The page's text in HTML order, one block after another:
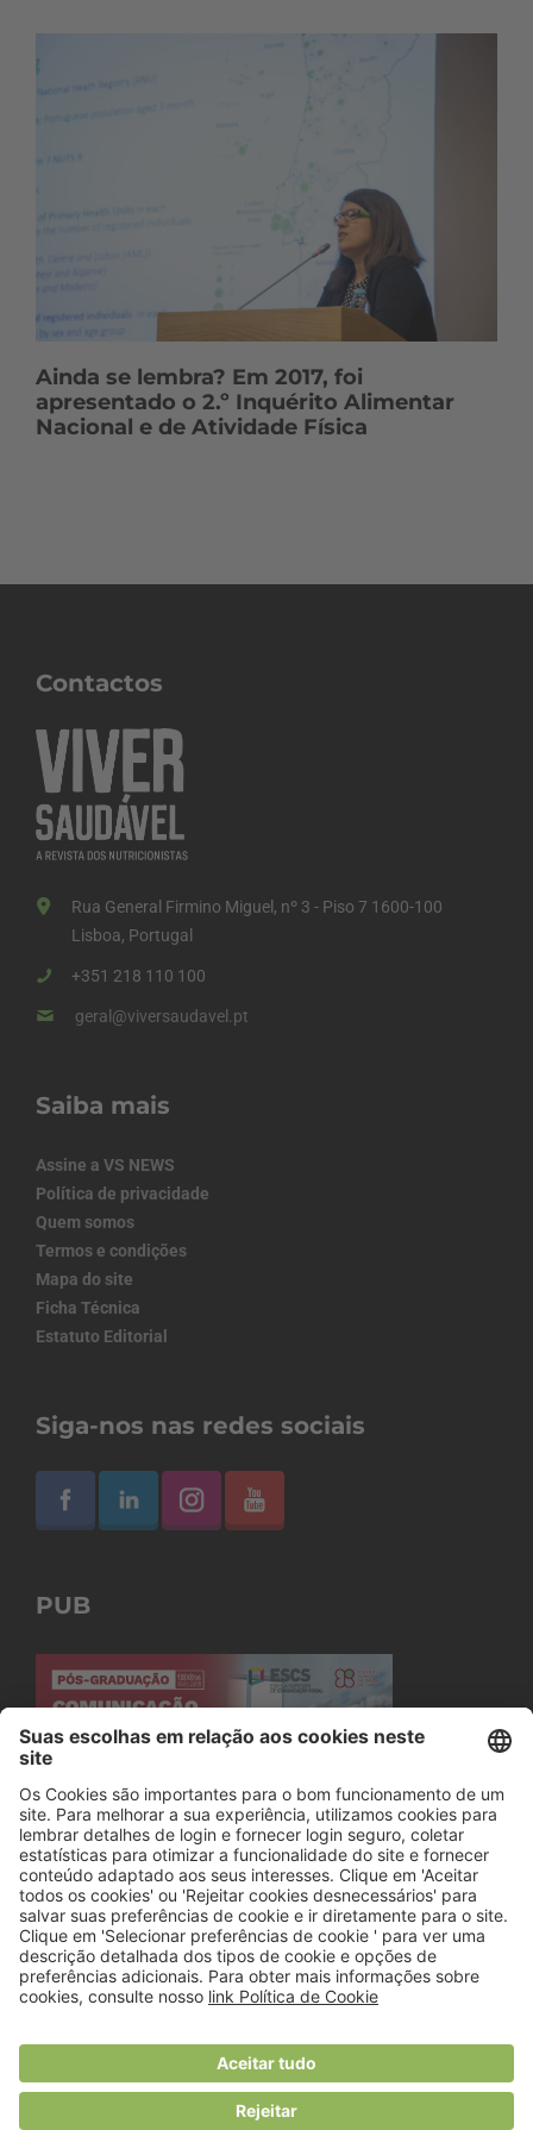
Ainda se lembra? Em 2017, foi
apresentado o 2.º Inquérito Alimentar
Nacional e de Atividade Física
Contactos
Rua General Firmino Miguel, nº 3 - Piso 7 1600-100
Lisboa, Portugal
+351 218 110 100
geral@viversaudavel.pt
Saiba mais
Assine a VS NEWS
Política de privacidade
Quem somos
Termos e condições
Mapa do site
Ficha Técnica
Estatuto Editorial
Siga-nos nas redes sociais
PUB
© 2018 Viver Saudável
O portal dos profissionais de nutrição